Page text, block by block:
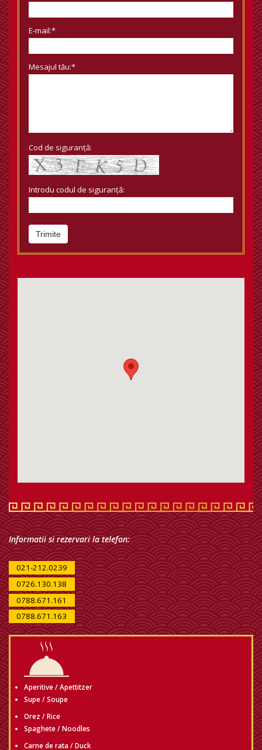
E-mail:*
Mesajul tău:*
Cod de siguranță:
Introdu codul de siguranță:
Informatii si rezervari la telefon:
021-212.0239
0726.130.138
0788.671.161
0788.671.163
Aperitive / Apettitzer
Supe / Soupe
Orez / Rice
Spaghete / Noodles
Carne de rata / Duck